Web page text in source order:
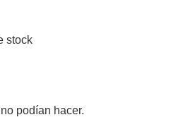
stock
podían hacer.